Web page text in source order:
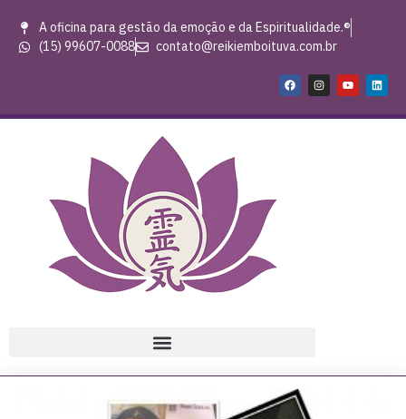
A oficina para gestão da emoção e da Espiritualidade.®
(15) 99607-0088
contato@reikiemboituva.com.br